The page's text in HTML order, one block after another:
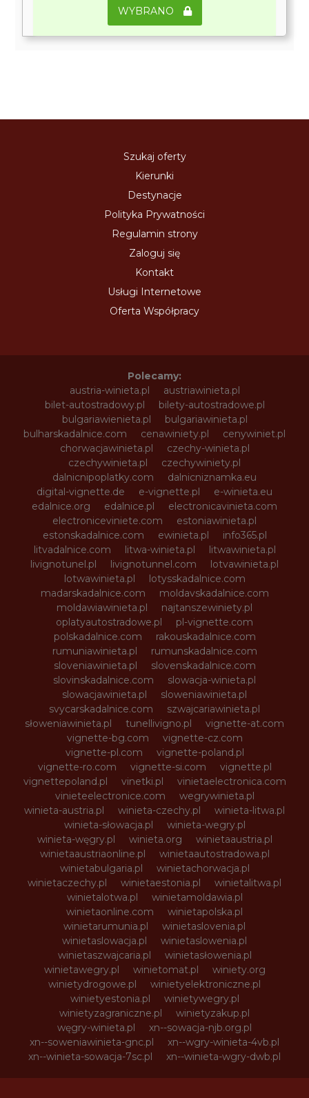
WYBRANO
Szukaj oferty
Kierunki
Destynacje
Polityka Prywatności
Regulamin strony
Zaloguj się
Kontakt
Usługi Internetowe
Oferta Współpracy
Polecamy:
austria-winieta.pl
austriawinieta.pl
bilet-autostradowy.pl
bilety-autostradowe.pl
bulgariawienieta.pl
bulgariawinieta.pl
bulharskadalnice.com
cenawiniety.pl
cenywiniet.pl
chorwacjawinieta.pl
czechy-winieta.pl
czechywinieta.pl
czechywiniety.pl
dalnicnipoplatky.com
dalnicniznamka.eu
digital-vignette.de
e-vignette.pl
e-winieta.eu
edalnice.org
edalnice.pl
electronicavinieta.com
electroniceviniete.com
estoniawinieta.pl
estonskadalnice.com
ewinieta.pl
info365.pl
litvadalnice.com
litwa-winieta.pl
litwawinieta.pl
livignotunel.pl
livignotunnel.com
lotvawinieta.pl
lotwawinieta.pl
lotysskadalnice.com
madarskadalnice.com
moldavskadalnice.com
moldawiawinieta.pl
najtanszewiniety.pl
oplatyautostradowe.pl
pl-vignette.com
polskadalnice.com
rakouskadalnice.com
rumuniawinieta.pl
rumunskadalnice.com
sloveniawinieta.pl
slovenskadalnice.com
slovinskadalnice.com
slowacja-winieta.pl
slowacjawinieta.pl
sloweniawinieta.pl
svycarskadalnice.com
szwajcariawinieta.pl
słoweniawinieta.pl
tunellivigno.pl
vignette-at.com
vignette-bg.com
vignette-cz.com
vignette-pl.com
vignette-poland.pl
vignette-ro.com
vignette-si.com
vignette.pl
vignettepoland.pl
vinetki.pl
vinietaelectronica.com
vinieteelectronice.com
wegrywinieta.pl
winieta-austria.pl
winieta-czechy.pl
winieta-litwa.pl
winieta-słowacja.pl
winieta-wegry.pl
winieta-węgry.pl
winieta.org
winietaaustria.pl
winietaaustriaonline.pl
winietaautostradowa.pl
winietabulgaria.pl
winietachorwacja.pl
winietaczechy.pl
winietaestonia.pl
winietalitwa.pl
winietalotwa.pl
winietamoldawia.pl
winietaonline.com
winietapolska.pl
winietarumunia.pl
winietaslovenia.pl
winietaslowacja.pl
winietaslowenia.pl
winietaszwajcaria.pl
winietasłowenia.pl
winietawegry.pl
winietomat.pl
winiety.org
winietydrogowe.pl
winietyelektroniczne.pl
winietyestonia.pl
winietywegry.pl
winietyzagraniczne.pl
winietyzakup.pl
węgry-winieta.pl
xn--sowacja-njb.org.pl
xn--soweniawinieta-gnc.pl
xn--wgry-winieta-4vb.pl
xn--winieta-sowacja-7sc.pl
xn--winieta-wgry-dwb.pl